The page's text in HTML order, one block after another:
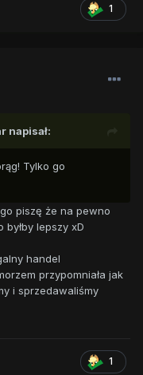
1
napisał:
Tylko go
piszę że na pewno
lepszy xD
handel
przypomniała jak
i sprzedawaliśmy
1